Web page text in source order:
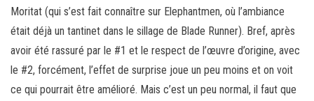
Moritat (qui s’est fait connaître sur Elephantmen, où l’ambiance
était déjà un tantinet dans le sillage de Blade Runner). Bref, après
avoir été rassuré par le #1 et le respect de l’œuvre d’origine, avec
le #2, forcément, l’effet de surprise joue un peu moins et on voit
ce qui pourrait être amélioré. Mais c’est un peu normal, il faut que